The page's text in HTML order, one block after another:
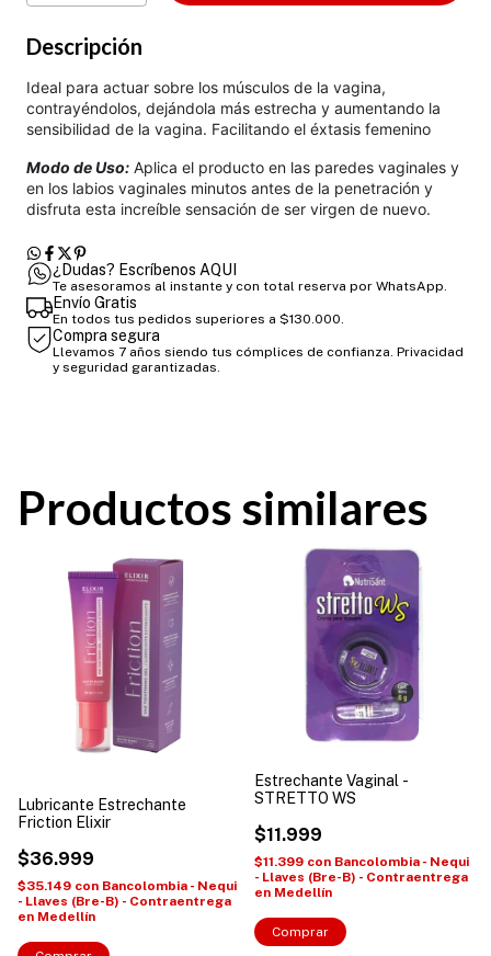
Descripción
Ideal para actuar sobre los músculos de la vagina,
contrayéndolos, dejándola más estrecha y aumentando la
sensibilidad de la vagina. Facilitando el éxtasis femenino
Modo de Uso: Aplica el producto en las paredes vaginales y
en los labios vaginales minutos antes de la penetración y
disfruta esta increíble sensación de ser virgen de nuevo.
¿Dudas? Escríbenos AQUI
Te asesoramos al instante y con total reserva por WhatsApp.
Envío Gratis
En todos tus pedidos superiores a $130.000.
Compra segura
Llevamos 7 años siendo tus cómplices de confianza. Privacidad
y seguridad garantizadas.
Productos similares
Lubricante Estrechante
Friction Elixir
$36.999
$35.149 con Bancolombia - Nequi
- Llaves (Bre-B) - Contraentrega
en Medellín
Estrechante Vaginal -
STRETTO WS
$11.999
$11.399 con Bancolombia - Nequi
- Llaves (Bre-B) - Contraentrega
en Medellín